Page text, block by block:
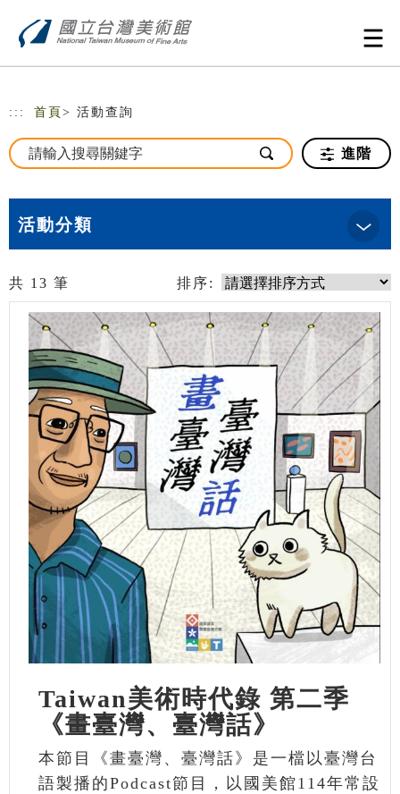
::: 首頁 > 活動查詢
進階
活動分類
共 13 筆 排序:
Taiwan美術時代錄 第二季
《畫臺灣、臺灣話》
本節目《畫臺灣、臺灣話》是一檔以臺灣台
語製播的Podcast節目，以國美館114年常設